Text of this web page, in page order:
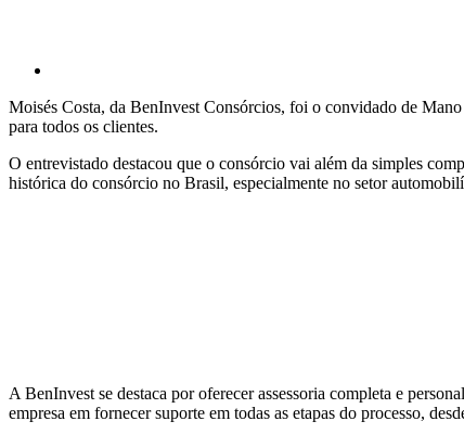
Moisés Costa, da BenInvest Consórcios, foi o convidado de
para todos os clientes.
O entrevistado destacou que o consórcio vai além da simples
histórica do consórcio no Brasil, especialmente no setor
A BenInvest se destaca por oferecer assessoria completa e
empresa em fornecer suporte em todas as etapas do processo,